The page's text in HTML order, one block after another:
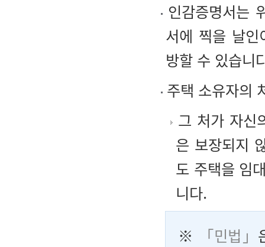
인감증명서는
서에 찍을 날인
방할 수 있습니
주택 소유자의
그 처가 자신
은 보장되지
도 주택을 임
니다.
※
「민법」